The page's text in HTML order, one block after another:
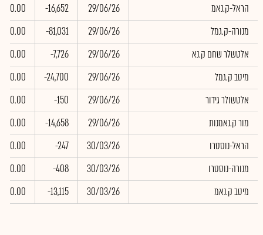
הראל-ק.נאמ
29/06/26
-16,652
0.00
מנורה-ק.גמל
29/06/26
-81,031
0.00
אלטשלר שחם ק.נא
29/06/26
-7,726
0.00
מיטב ק.גמל
29/06/26
-24,700
0.00
אלטשולר גידור
29/06/26
-150
0.00
מור ק.נאמנות
29/06/26
-14,658
0.00
הראל-נוסטרו
30/03/26
-247
0.00
מנורה-נוסטרו
30/03/26
-408
0.00
מיטב ק.נאמ
30/03/26
-13,115
0.00